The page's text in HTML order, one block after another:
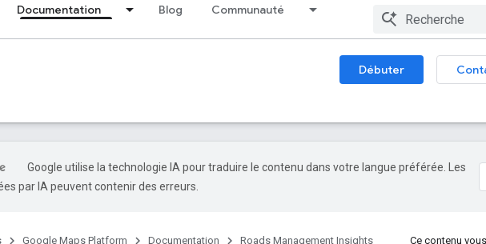
Documentation Blog Communauté
Débuter
Google utilise la technologie IA pour traduire le contenu dans votre langue préférée. Les
par IA peuvent contenir des erreurs.
Google Maps Platform Documentation Roads Management Insights Ce contenu